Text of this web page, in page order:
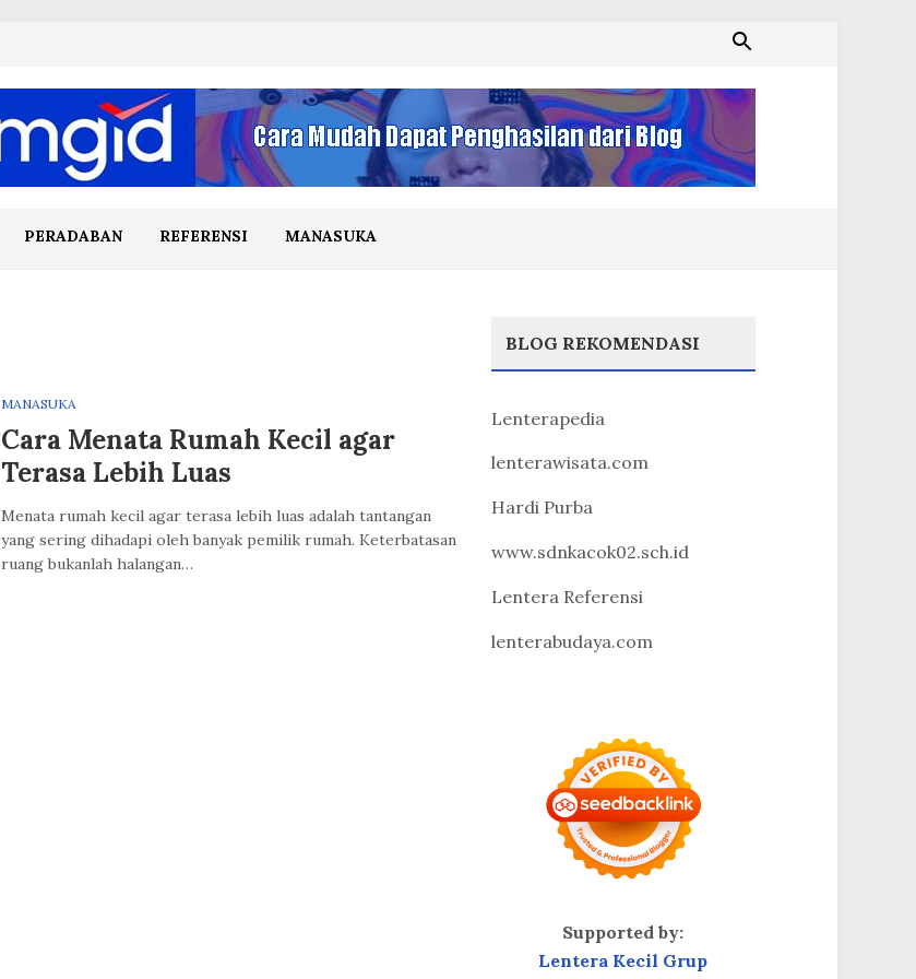
PERADABAN REFERENSI MANASUKA
MANASUKA
Cara Menata Rumah Kecil agar
Terasa Lebih Luas
Menata rumah kecil agar terasa lebih luas adalah tantangan
yang sering dihadapi oleh banyak pemilik rumah. Keterbatasan
ruang bukanlah halangan…
BLOG REKOMENDASI
Lenterapedia
lenterawisata.com
Hardi Purba
www.sdnkacok02.sch.id
Lentera Referensi
lenterabudaya.com
Supported by:
Lentera Kecil Grup